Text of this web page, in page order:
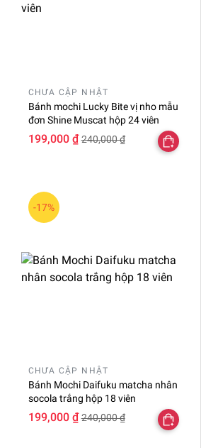
CHƯA CẬP NHẬT
Bánh mochi Lucky Bite vị nho mẫu
đơn Shine Muscat hộp 24 viên
199,000 ₫ 240,000 ₫
-17%
CHƯA CẬP NHẬT
Bánh Mochi Daifuku matcha nhân
socola trắng hộp 18 viên
199,000 ₫ 240,000 ₫